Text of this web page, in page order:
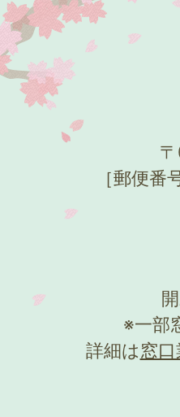
［郵便
※一部
詳細は窓